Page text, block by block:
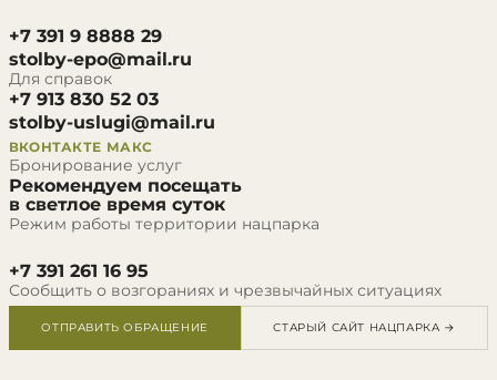
+7 391 9 8888 29
stolby-epo@mail.ru
Для справок
+7 913 830 52 03
stolby-uslugi@mail.ru
ВКОНТАКТЕ МАКС
Бронирование услуг
Рекомендуем посещать
в светлое время суток
Режим работы территории нацпарка
+7 391 261 16 95
Сообщить о возгораниях и чрезвычайных ситуациях
ОТПРАВИТЬ ОБРАЩЕНИЕ СТАРЫЙ САЙТ НАЦПАРКА →